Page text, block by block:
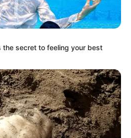
ΑΡΈΣΕΙ
ΕΓΓΡΑΦΕΊΤΕ
the secret to feeling your best